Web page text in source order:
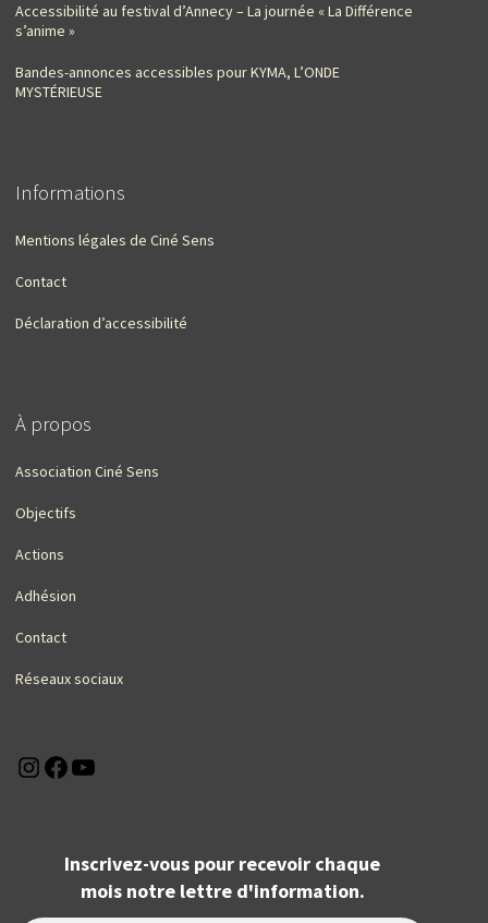
Accessibilité au festival d’Annecy – La journée « La Différence
s’anime »
Bandes-annonces accessibles pour KYMA, L’ONDE
MYSTÉRIEUSE
Informations
Mentions légales de Ciné Sens
Contact
Déclaration d’accessibilité
À propos
Association Ciné Sens
Objectifs
Actions
Adhésion
Contact
Réseaux sociaux
Instagram
Facebook
Inscrivez-vous pour recevoir chaque
mois notre lettre d'information.